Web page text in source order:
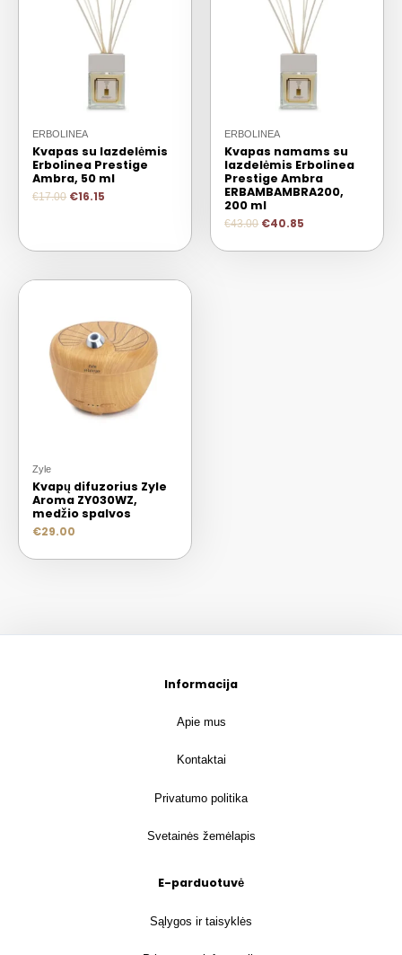
ERBOLINEA
Kvapas su lazdelėmis
Erbolinea Prestige
Ambra, 50 ml
€17.00 €16.15
ERBOLINEA
Kvapas namams su
lazdelėmis Erbolinea
Prestige Ambra
ERBAMBAMBRA200,
200 ml
€43.00 €40.85
Zyle
Kvapų difuzorius Zyle
Aroma ZY030WZ,
medžio spalvos
€29.00
Informacija
Apie mus
Kontaktai
Privatumo politika
Svetainės žemėlapis
E-parduotuvė
Sąlygos ir taisyklės